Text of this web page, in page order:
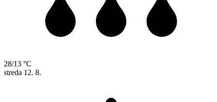
28/13 °C
streda 12. 8.